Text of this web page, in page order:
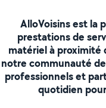
AlloVoisins est la
prestations de
matériel à proximité
notre communauté
professionnels et
quotidien